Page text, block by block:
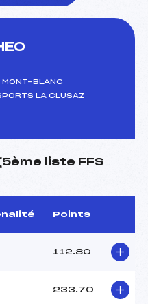
BLANC
LA CLUSAZ
liste FFS
Points
112.80
233.70